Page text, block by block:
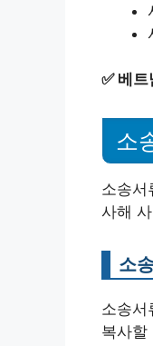
✅ 베트
소
소송서
사해
소
소송서
복사할